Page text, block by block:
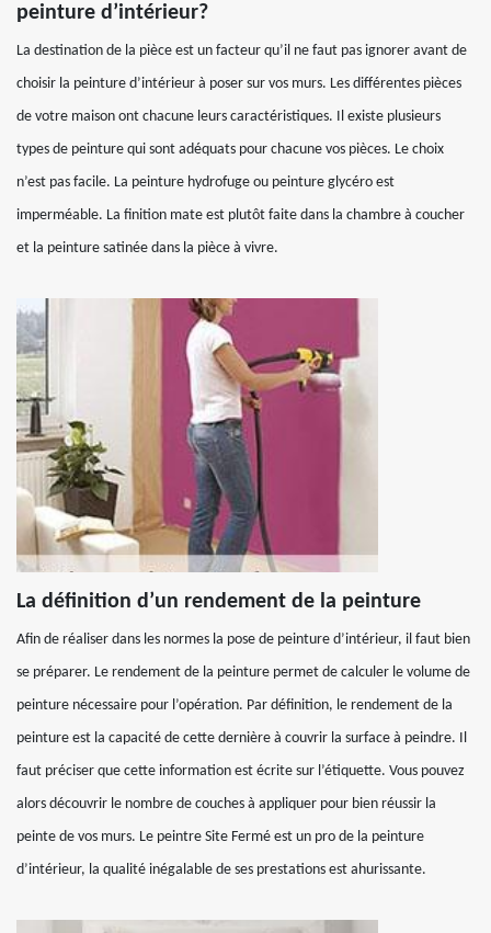
peinture d’intérieur?
La destination de la pièce est un facteur qu’il ne faut pas ignorer avant de
choisir la peinture d’intérieur à poser sur vos murs. Les différentes pièces
de votre maison ont chacune leurs caractéristiques. Il existe plusieurs
types de peinture qui sont adéquats pour chacune vos pièces. Le choix
n’est pas facile. La peinture hydrofuge ou peinture glycéro est
imperméable. La finition mate est plutôt faite dans la chambre à coucher
et la peinture satinée dans la pièce à vivre.
La définition d’un rendement de la peinture
Afin de réaliser dans les normes la pose de peinture d’intérieur, il faut bien
se préparer. Le rendement de la peinture permet de calculer le volume de
peinture nécessaire pour l’opération. Par définition, le rendement de la
peinture est la capacité de cette dernière à couvrir la surface à peindre. Il
faut préciser que cette information est écrite sur l’étiquette. Vous pouvez
alors découvrir le nombre de couches à appliquer pour bien réussir la
peinte de vos murs. Le peintre Site Fermé est un pro de la peinture
d’intérieur, la qualité inégalable de ses prestations est ahurissante.